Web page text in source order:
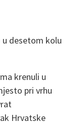
u desetom kolu
krenuli u
pri vrhu
Hrvatske